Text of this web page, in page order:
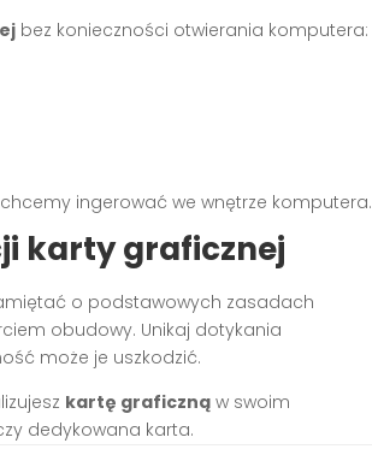
bez konieczności otwierania komputera:
ingerować we wnętrze komputera.
karty graficznej
o podstawowych zasadach
obudowy. Unikaj dotykania
może je uszkodzić.
kartę graficzną w swoim
dedykowana karta.